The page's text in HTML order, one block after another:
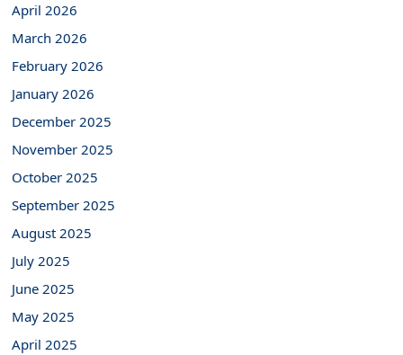
April 2026
March 2026
February 2026
January 2026
December 2025
November 2025
October 2025
September 2025
August 2025
July 2025
June 2025
May 2025
April 2025